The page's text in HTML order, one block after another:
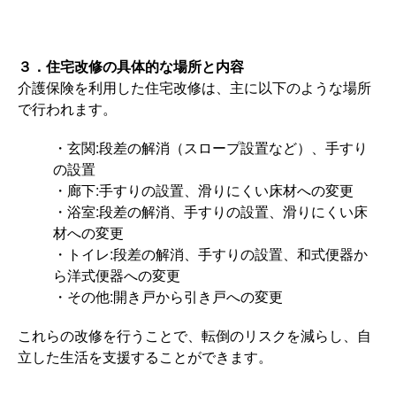
３．住宅改修の具体的な場所と内容
介護保険を利用した住宅改修は、主に以下のような場所
で行われます。
・玄関:段差の解消（スロープ設置など）、手すり
の設置
・廊下:手すりの設置、滑りにくい床材への変更
・浴室:段差の解消、手すりの設置、滑りにくい床
材への変更
・トイレ:段差の解消、手すりの設置、和式便器か
ら洋式便器への変更
・その他:開き戸から引き戸への変更
これらの改修を行うことで、転倒のリスクを減らし、自
立した生活を支援することができます。